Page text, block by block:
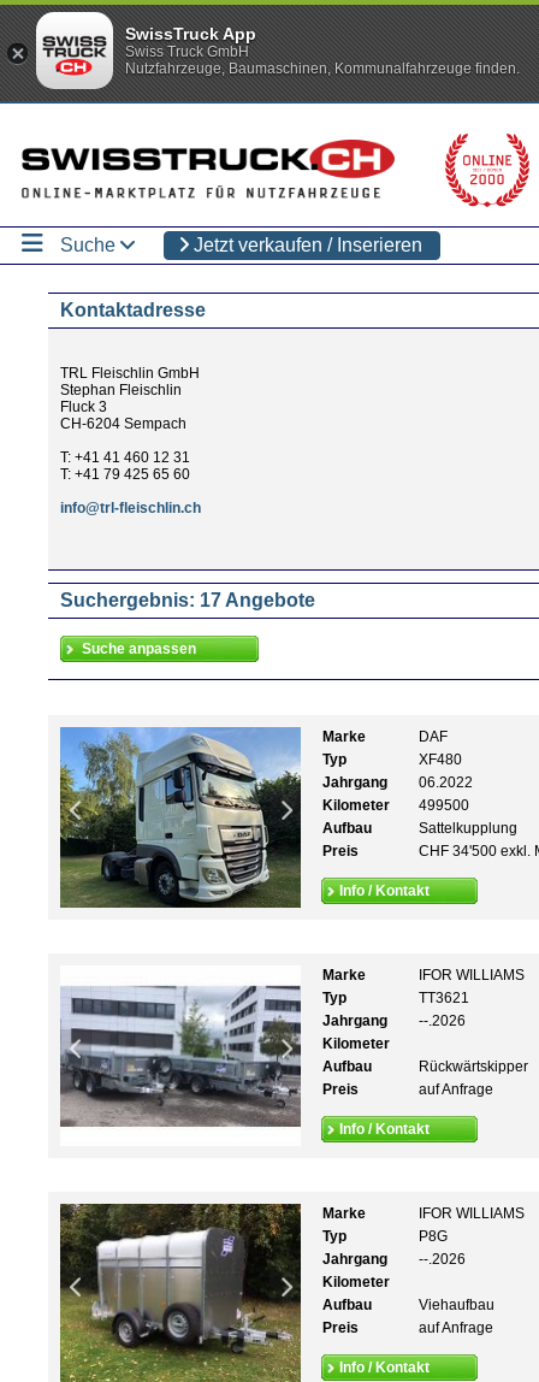
Suche Jetzt verkaufen / Inserieren
Kontaktadresse
TRL Fleischlin GmbH
Stephan Fleischlin
Fluck 3
CH-6204 Sempach
T: +41 41 460 12 31
T: +41 79 425 65 60
info@trl-fleischlin.ch
Suchergebnis: 17 Angebote
Marke
DAF
Typ
XF480
Jahrgang
06.2022
Kilometer
499500
Aufbau
Sattelkupplung
Preis
CHF 34'500 exkl.
Info / Kontakt
Marke
IFOR WILLIAMS
Typ
TT3621
Jahrgang
--.2026
Kilometer
Aufbau
Rückwärtskipper
Preis
auf Anfrage
Info / Kontakt
Marke
IFOR WILLIAMS
Typ
P8G
Jahrgang
--.2026
Kilometer
Aufbau
Viehaufbau
Preis
auf Anfrage
Info / Kontakt
SwissTruck App
Swiss Truck GmbH
Nutzfahrzeuge, Baumaschinen, Kommunalfahrzeuge finden.